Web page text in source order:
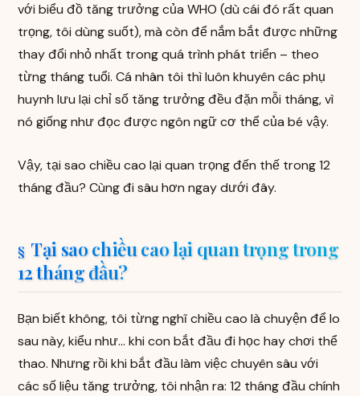
với biểu đồ tăng trưởng của WHO (dù cái đó rất quan
trọng, tôi dùng suốt), mà còn để nắm bắt được những
thay đổi nhỏ nhất trong quá trình phát triển – theo
từng tháng tuổi. Cá nhân tôi thì luôn khuyên các phụ
huynh lưu lại chỉ số tăng trưởng đều đặn mỗi tháng, vì
nó giống như đọc được ngôn ngữ cơ thể của bé vậy.
Vậy, tại sao chiều cao lại quan trọng đến thế trong 12
tháng đầu? Cùng đi sâu hơn ngay dưới đây.
Tại sao chiều cao lại quan trọng trong
12 tháng đầu?
Bạn biết không, tôi từng nghĩ chiều cao là chuyện để lo
sau này, kiểu như… khi con bắt đầu đi học hay chơi thể
thao. Nhưng rồi khi bắt đầu làm việc chuyên sâu với
các số liệu tăng trưởng, tôi nhận ra: 12 tháng đầu chính